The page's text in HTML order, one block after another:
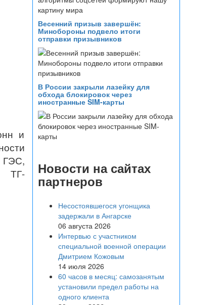
и
ГЭС,
ТГ-
Весенний призыв завершён:
Минобороны подвело итоги
отправки призывников
В России закрыли лазейку для
обхода блокировок через
иностранные SIM-карты
Новости на сайтах
партнеров
Несостоявшегося угонщика
задержали в Ангарске
06 августа 2026
Интервью с участником
специальной военной операции
Дмитрием Кожовым
14 июля 2026
60 часов в месяц: самозанятым
установили предел работы на
одного клиента